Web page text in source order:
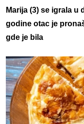
Marija (3) se igrala u
godine otac je
gde je bila